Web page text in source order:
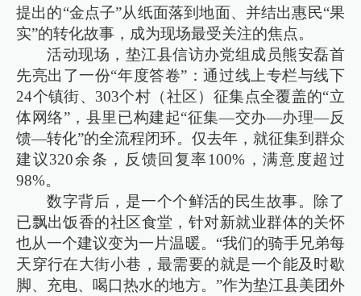
提出的“金点子”从纸面落到地面、并结出惠民“果
实”的转化故事，成为现场最受关注的焦点。
活动现场，垫江县信访办党组成员熊安磊首
先亮出了一份“年度答卷”：通过线上专栏与线下
24个镇街、303个村（社区）征集点全覆盖的“立
体网络”，县里已构建起“征集—交办—办理—反
馈—转化”的全流程闭环。仅去年，就征集到群众
建议320余条，反馈回复率100%，满意度超过
98%。
数字背后，是一个个鲜活的民生故事。除了
已飘出饭香的社区食堂，针对新就业群体的关怀
也从一个建议变为一片温暖。“我们的骑手兄弟每
天穿行在大街小巷，最需要的就是一个能及时歇
脚、充电、喝口热水的地方。”作为垫江县美团外